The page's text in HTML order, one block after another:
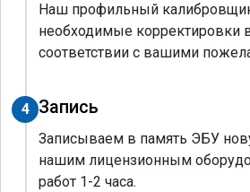
Наш профильный
необходимые корректировки
соответствии с вашими
4 Запись
Записываем в память ЭБУ
нашим лицензионным
работ 1-2 часа.